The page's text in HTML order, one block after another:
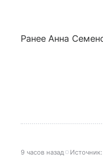
Ранее Анна
9 часов назад Источник: